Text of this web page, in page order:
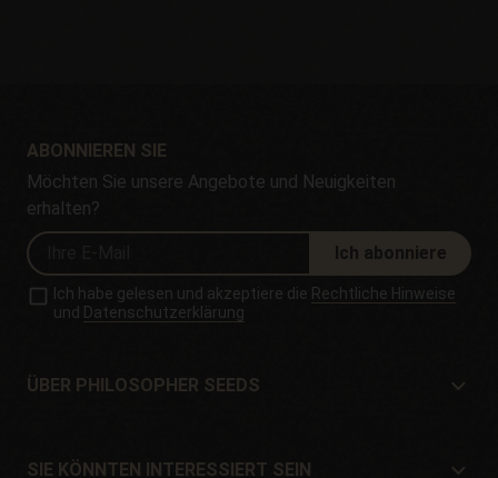
ABONNIEREN SIE
Möchten Sie unsere Angebote und Neuigkeiten
erhalten?
Ich abonniere
Ich habe gelesen und akzeptiere die Rechtliche Hinweise
und Datenschutzerklärung
ÜBER PHILOSOPHER SEEDS
Lage und Kontakt
SIE KÖNNTEN INTERESSIERT SEIN